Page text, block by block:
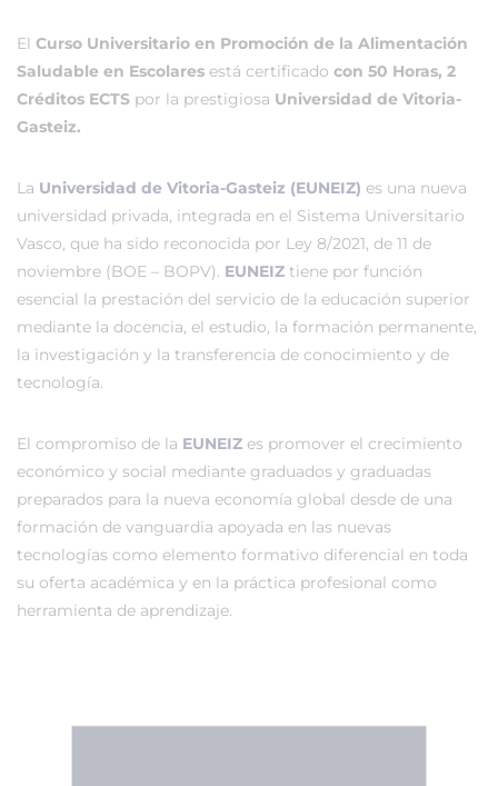
El Curso Universitario en Promoción de la Alimentación
Saludable en Escolares está certificado con 50 Horas, 2
Créditos ECTS por la prestigiosa Universidad de Vitoria-
Gasteiz.
La Universidad de Vitoria-Gasteiz (EUNEIZ) es una nueva
universidad privada, integrada en el Sistema Universitario
Vasco, que ha sido reconocida por Ley 8/2021, de 11 de
noviembre (BOE – BOPV). EUNEIZ tiene por función
esencial la prestación del servicio de la educación superior
mediante la docencia, el estudio, la formación permanente,
la investigación y la transferencia de conocimiento y de
tecnología.
El compromiso de la EUNEIZ es promover el crecimiento
económico y social mediante graduados y graduadas
preparados para la nueva economía global desde de una
formación de vanguardia apoyada en las nuevas
tecnologías como elemento formativo diferencial en toda
su oferta académica y en la práctica profesional como
herramienta de aprendizaje.